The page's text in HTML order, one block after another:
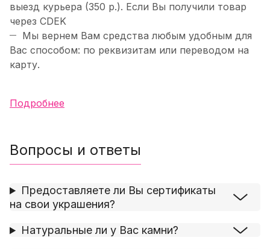
выезд курьера (350 р.). Если Вы получили товар
через CDEK
Мы вернем Вам средства любым удобным для
Вас способом: по реквизитам или переводом на
карту.
Подробнее
Вопросы и ответы
Предоставляете ли Вы сертификаты
на свои украшения?
Натуральные ли у Вас камни?